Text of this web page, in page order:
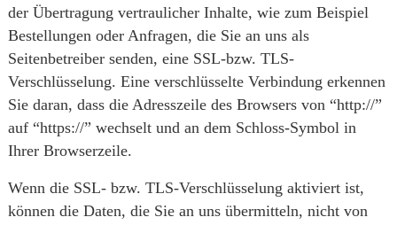
der Übertragung vertraulicher Inhalte, wie zum Beispiel
Bestellungen oder Anfragen, die Sie an uns als
Seitenbetreiber senden, eine SSL-bzw. TLS-
Verschlüsselung. Eine verschlüsselte Verbindung erkennen
Sie daran, dass die Adresszeile des Browsers von “http://”
auf “https://” wechselt und an dem Schloss-Symbol in
Ihrer Browserzeile.
Wenn die SSL- bzw. TLS-Verschlüsselung aktiviert ist,
können die Daten, die Sie an uns übermitteln, nicht von